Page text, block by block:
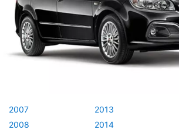
2007
2008
2013
2014